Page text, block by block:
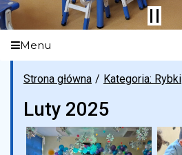
Menu
Strona główna Kategoria: Rybki
Luty 2025